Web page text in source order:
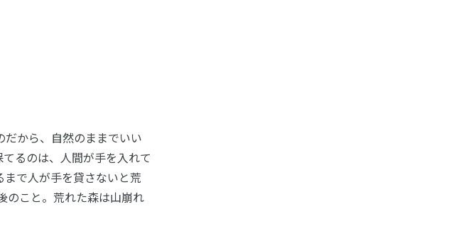
から、自然のままでいい
るのは、人間が手を入れて
で人が手を貸さないと荒
のこと。荒れた森は山崩れ